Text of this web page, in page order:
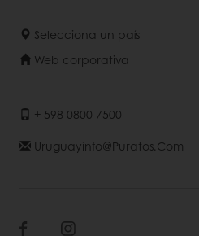
Selecciona un país
Web corporativa
+ 598 0800 7500
Uruguayinfo@puratos.com